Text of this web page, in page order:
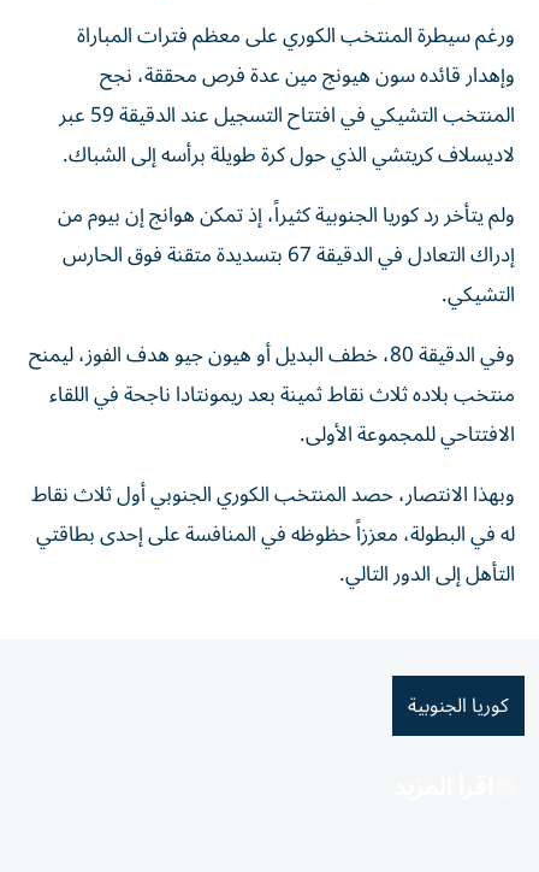
ورغم سيطرة المنتخب الكوري على معظم فترات المباراة
وإهدار قائده سون هيونج مين عدة فرص محققة، نجح
المنتخب التشيكي في افتتاح التسجيل عند الدقيقة 59 عبر
لاديسلاف كريتشي الذي حول كرة طويلة برأسه إلى الشباك.
ولم يتأخر رد كوريا الجنوبية كثيراً، إذ تمكن هوانج إن بيوم من
إدراك التعادل في الدقيقة 67 بتسديدة متقنة فوق الحارس
التشيكي.
وفي الدقيقة 80، خطف البديل أو هيون جيو هدف الفوز، ليمنح
منتخب بلاده ثلاث نقاط ثمينة بعد ريمونتادا ناجحة في اللقاء
الافتتاحي للمجموعة الأولى.
وبهذا الانتصار، حصد المنتخب الكوري الجنوبي أول ثلاث نقاط
له في البطولة، معززاً حظوظه في المنافسة على إحدى بطاقتي
التأهل إلى الدور التالي.
كوريا الجنوبية